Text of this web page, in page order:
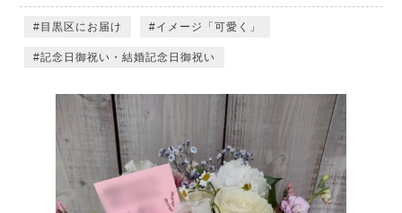
目黒区にお届け イメージ「可愛く」
記念日御祝い・結婚記念日御祝い